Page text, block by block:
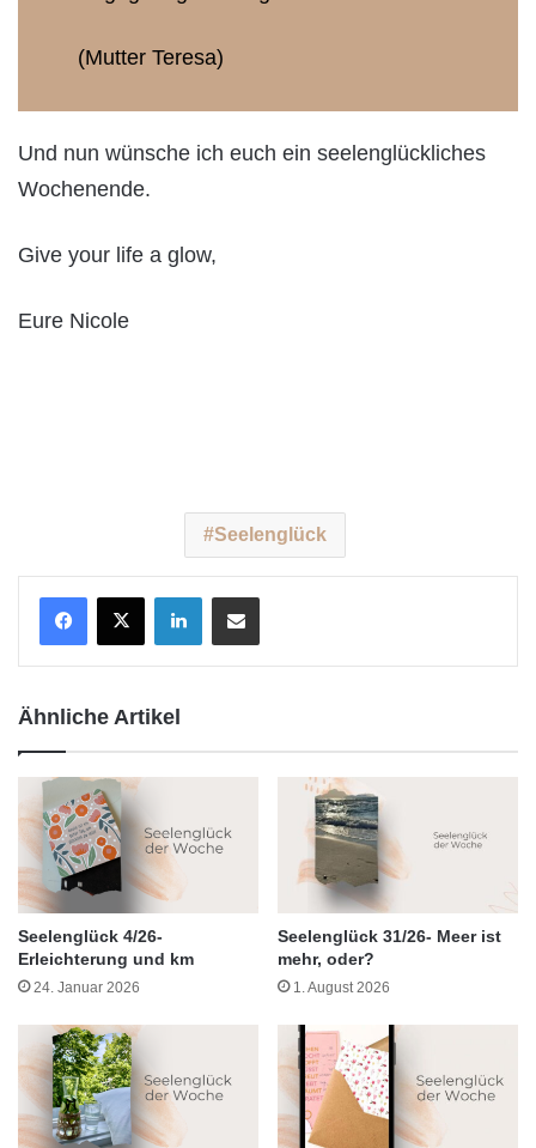
(Mutter Teresa)
Und nun wünsche ich euch ein seelenglückliches
Wochenende.
Give your life a glow,
Eure Nicole
Seelenglück
Ähnliche Artikel
Seelenglück 4/26-
Erleichterung und km
24. Januar 2026
Seelenglück 31/26- Meer ist
mehr, oder?
1. August 2026